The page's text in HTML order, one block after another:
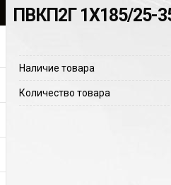
ПВКП2Г 1Х185/25-
Наличие товара
Количество товара